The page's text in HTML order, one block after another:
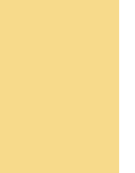
opgegeven aantal is niet
het
jaartal. Een nieuw